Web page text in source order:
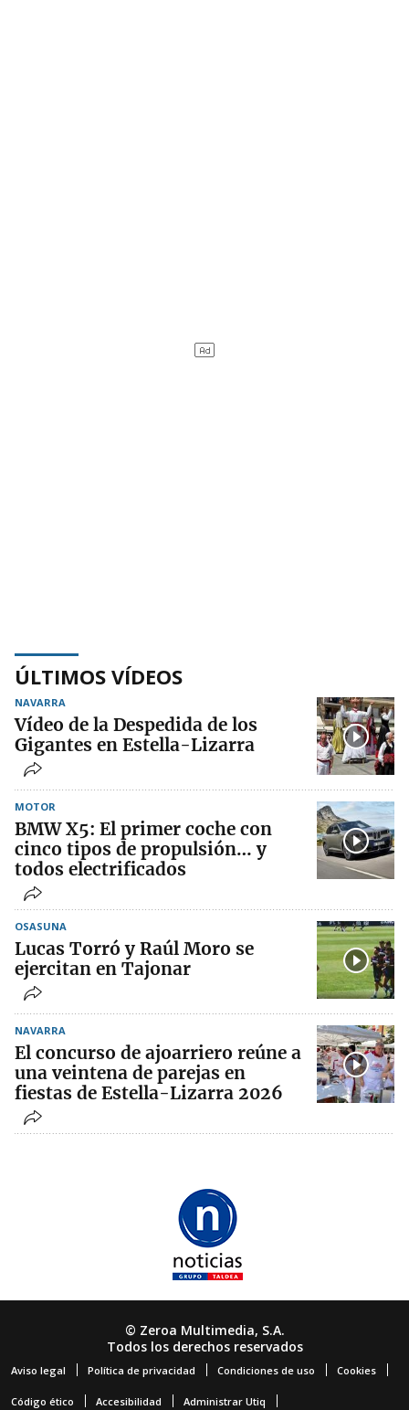
ÚLTIMOS VÍDEOS
NAVARRA
Vídeo de la Despedida de los
Gigantes en Estella-Lizarra
MOTOR
BMW X5: El primer coche con
cinco tipos de propulsión… y
todos electrificados
OSASUNA
Lucas Torró y Raúl Moro se
ejercitan en Tajonar
NAVARRA
El concurso de ajoarriero reúne a
una veintena de parejas en
fiestas de Estella-Lizarra 2026
© Zeroa Multimedia, S.A.
Todos los derechos reservados
Aviso legal Política de privacidad Condiciones de uso Cookies
Código ético Accesibilidad Administrar Utiq